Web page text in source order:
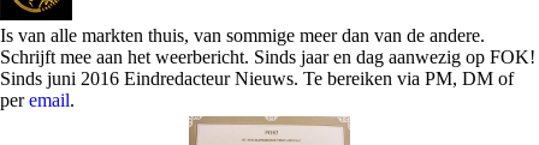
Is van alle markten thuis, van sommige meer dan van de andere.
Schrijft mee aan het weerbericht. Sinds jaar en dag aanwezig op FOK!
Sinds juni 2016 Eindredacteur Nieuws. Te bereiken via PM, DM of
peremail.